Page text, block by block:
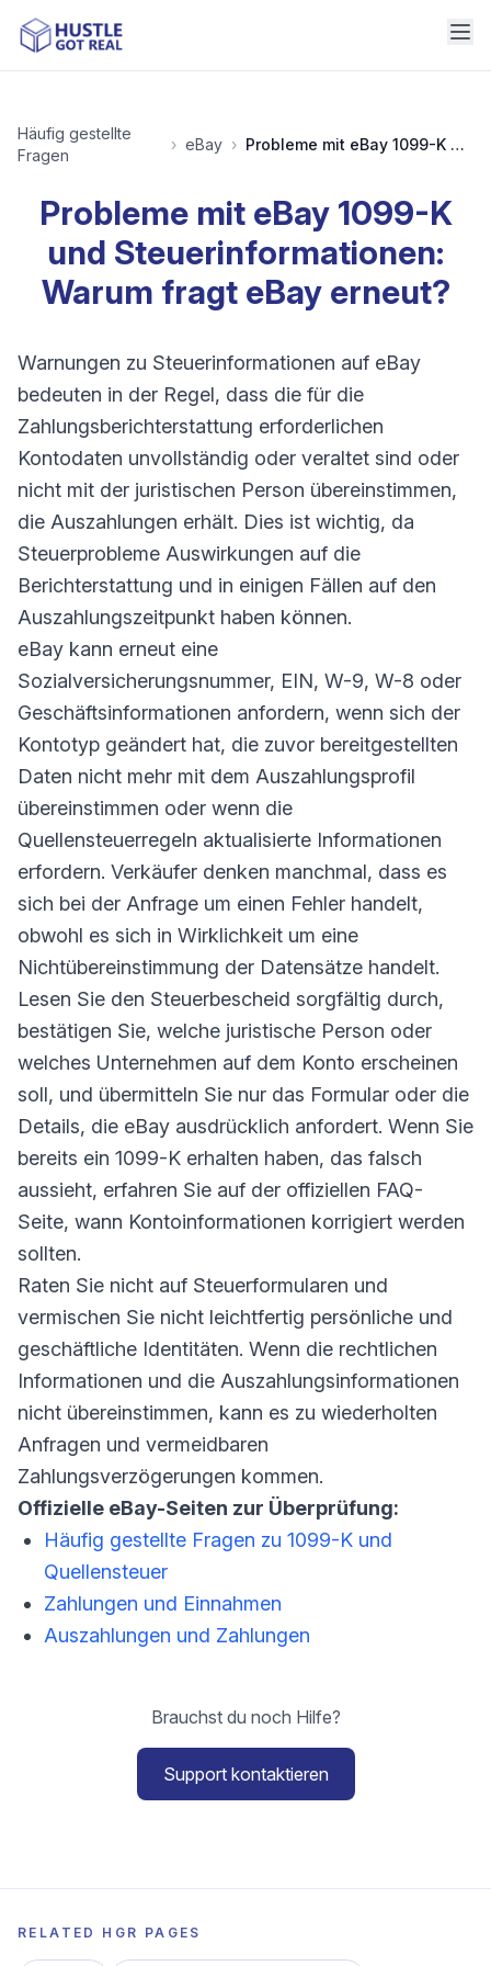
Häufig gestellte
Fragen
› eBay › Probleme mit eBay 1099-K und Steuerinformationen: Warum fragt eBay erneut?
Probleme mit eBay 1099-K
und Steuerinformationen:
Warum fragt eBay erneut?
Warnungen zu Steuerinformationen auf eBay
bedeuten in der Regel, dass die für die
Zahlungsberichterstattung erforderlichen
Kontodaten unvollständig oder veraltet sind oder
nicht mit der juristischen Person übereinstimmen,
die Auszahlungen erhält. Dies ist wichtig, da
Steuerprobleme Auswirkungen auf die
Berichterstattung und in einigen Fällen auf den
Auszahlungszeitpunkt haben können.
eBay kann erneut eine
Sozialversicherungsnummer, EIN, W-9, W-8 oder
Geschäftsinformationen anfordern, wenn sich der
Kontotyp geändert hat, die zuvor bereitgestellten
Daten nicht mehr mit dem Auszahlungsprofil
übereinstimmen oder wenn die
Quellensteuerregeln aktualisierte Informationen
erfordern. Verkäufer denken manchmal, dass es
sich bei der Anfrage um einen Fehler handelt,
obwohl es sich in Wirklichkeit um eine
Nichtübereinstimmung der Datensätze handelt.
Lesen Sie den Steuerbescheid sorgfältig durch,
bestätigen Sie, welche juristische Person oder
welches Unternehmen auf dem Konto erscheinen
soll, und übermitteln Sie nur das Formular oder die
Details, die eBay ausdrücklich anfordert. Wenn Sie
bereits ein 1099-K erhalten haben, das falsch
aussieht, erfahren Sie auf der offiziellen FAQ-
Seite, wann Kontoinformationen korrigiert werden
sollten.
Raten Sie nicht auf Steuerformularen und
vermischen Sie nicht leichtfertig persönliche und
geschäftliche Identitäten. Wenn die rechtlichen
Informationen und die Auszahlungsinformationen
nicht übereinstimmen, kann es zu wiederholten
Anfragen und vermeidbaren
Zahlungsverzögerungen kommen.
Offizielle eBay-Seiten zur Überprüfung:
Häufig gestellte Fragen zu 1099-K und
Quellensteuer
Zahlungen und Einnahmen
Auszahlungen und Zahlungen
Brauchst du noch Hilfe?
Support kontaktieren
RELATED HGR PAGES